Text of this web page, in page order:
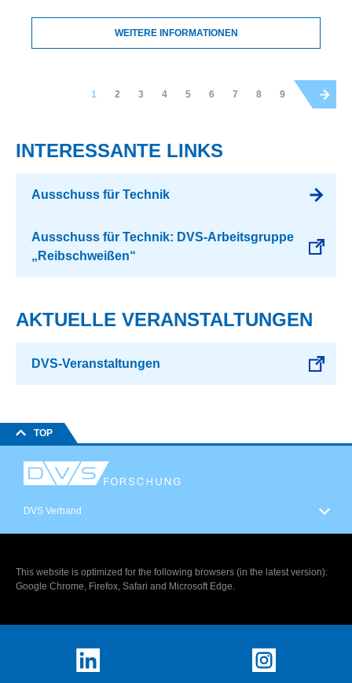
WEITERE INFORMATIONEN
1 2 3 4 5 6 7 8 9
INTERESSANTE LINKS
Ausschuss für Technik
Ausschuss für Technik: DVS-Arbeitsgruppe
„Reibschweißen“
AKTUELLE VERANSTALTUNGEN
DVS-Veranstaltungen
TOP
DVS Verband
This website is optimized for the following browsers (in the latest version):
Google Chrome, Firefox, Safari and Microsoft Edge.